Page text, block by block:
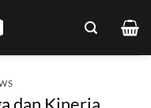
dan Kinerja